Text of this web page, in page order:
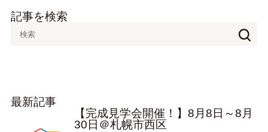
記事を検索
最新記事
【完成見学会開催！】8月8日～8月
30日＠札幌市西区